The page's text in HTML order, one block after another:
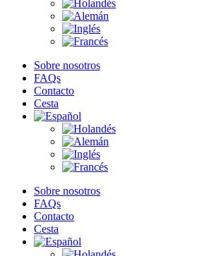
Sobre nosotros
FAQs
Contacto
Cesta
Sobre nosotros
FAQs
Contacto
Cesta